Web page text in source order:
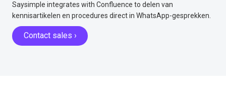
Saysimple integrates with Confluence to delen van
kennisartikelen en procedures direct in WhatsApp-gesprekken.
Contact sales ›